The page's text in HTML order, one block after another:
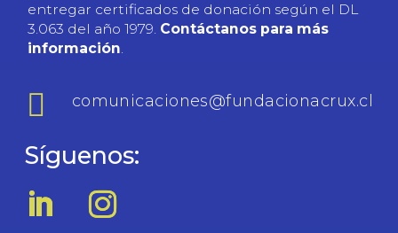
entregar certificados de donación según el DL
3.063 del año 1979. Contáctanos para más
información.
 comunicaciones@fundacionacrux.cl
Síguenos: